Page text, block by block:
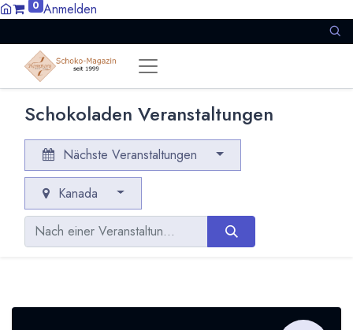
0 Anmelden
Schokoladen Veranstaltungen
Nächste Veranstaltungen
Kanada